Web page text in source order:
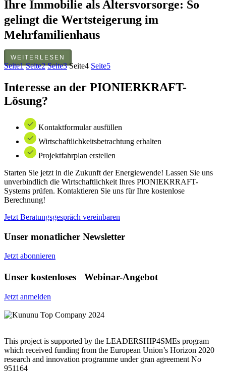
Ihre Immobilie als Altersvorsorge: So
gelingt die Wertsteigerung im
Mehrfamilienhaus
WEITERLESEN
Seite1 Seite2 Seite3 Seite4 Seite5
Interesse an der PIONIERKRAFT-
Lösung?
Kontaktformular ausfüllen
Wirtschaftlichkeitsbetrachtung erhalten
Projektfahrplan erstellen
Starten Sie jetzt in die Zukunft der Energiewende! Lassen Sie uns
unverbindlich die Wirtschaftlichkeit Ihres PIONIEKRRAFT-
Systems prüfen. Kontaktieren Sie uns für Ihre kostenlose
Berechnung!
Jetzt Beratungsgespräch vereinbaren
Unser monatlicher Newsletter
Jetzt abonnieren
Unser kostenloses Webinar-Angebot
Jetzt anmelden
This project is supported by the LEADERSHIP4SMEs program
which received funding from the European Union’s Horizon 2020
research and innovation programme under gran agreement No
951164